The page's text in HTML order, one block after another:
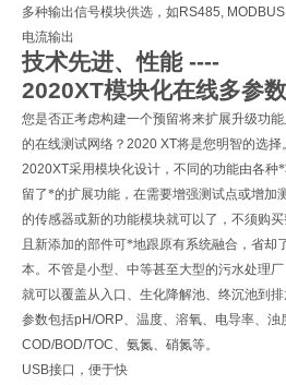
多种输出信号模块供选，如RS485,
电流输出
技术先进、性能----
2020XT模块化在线多参
您是否正考虑构建一个预留将来扩展升级功
的在线测试网络？ 2020 XT将是您明智的选择。
2020XT采用模块化设计，不同的功能由各种
留了*的扩展功能，在需要增强测试点或增加
的传感器或新的功能模块就可以了，不须购
且新添加的部件可*地跟原有系统融合，省却
本。不管是小型、中等甚至大型的污水处理
就可以覆盖从入口、生化降解池、终沉池到
参数包括pH/ORP 、温度、溶氧、电导率、浊
COD/BOD/TOC 、氨氮、硝氮等。
USB接口，便于快